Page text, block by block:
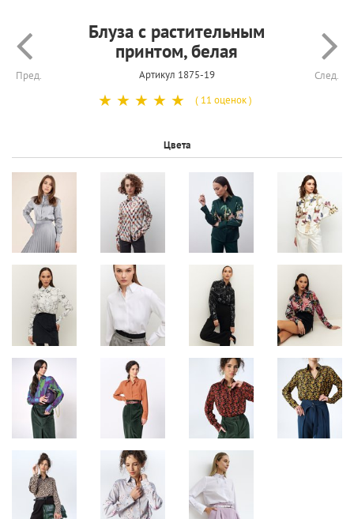
Пред.
Блуза с растительным
принтом, белая
Артикул 1875-19 След.
☆
☆
☆
☆
☆ ( 11 оценок )
Цвета